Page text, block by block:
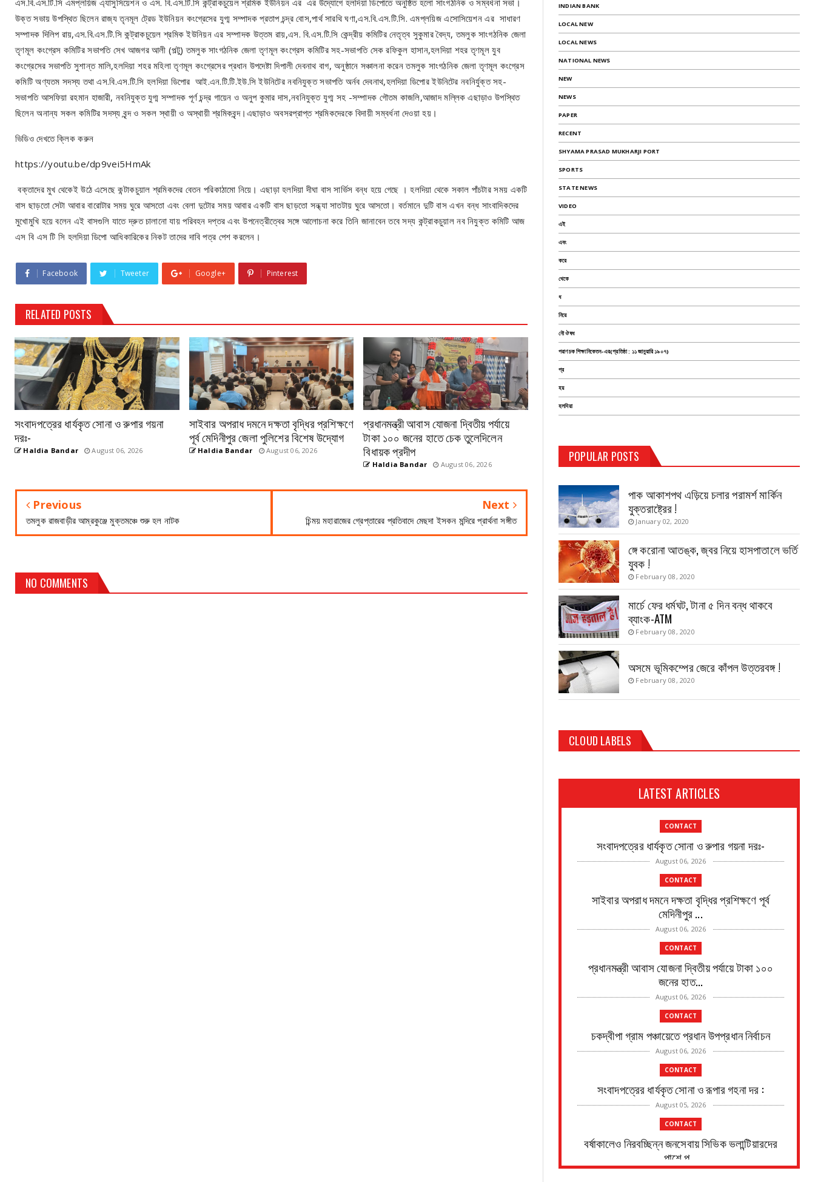
এস.বি.এস.টি.সি এমপ্লয়িজ এ্যাসুসিয়েশন ও এস. বি.এস.টি.সি কন্ট্রাকচুয়েল শ্রমিক ইউনিয়ন এর এর উদ্যোগে হলদিয়া ডিপোতে অনুষ্ঠিত হলো সাংগঠনিক ও সম্বর্ধনা সভা।
উক্ত সভায় উপস্থিত ছিলেন রাজ্য তৃনমূল ট্রেড ইউনিয়ন কংগ্রেসের যুগ্ম সম্পাদক প্রতাপ চন্দ্র বোস,পার্থ সারথি ঘণা,এস.বি.এস.টি.সি. এমপ্লয়িজ এসোসিয়েশন এর সাধারণ
সম্পাদক দিলিপ রায়,এস.বি.এস.টি.সি কন্ট্রাকচুয়েল শ্রমিক ইউনিয়ন এর সম্পাদক উত্তম রায়,এস. বি.এস.টি.সি কেন্দ্রীয় কমিটির নেতৃত্ব সুকুমার বৈদ্য, তমলুক সাংগঠনিক জেলা
তৃণমূল কংগ্রেস কমিটির সভাপতি সেখ আজগর আলী (পল্টু) তমলুক সাংগঠনিক জেলা তৃণমূল কংগ্রেস কমিটির সহ-সভাপতি সেক রফিকুল হাসান,হলদিয়া শহর তৃণমূল যুব
কংগ্রেসের সভাপতি সুশান্ত মালি,হলদিয়া শহর মহিলা তৃণমূল কংগ্রেসের প্রধান উপদেষ্টা দিপালী দেবনাথ বাগ, অনুষ্ঠানে সঞ্চালনা করেন তমলুক সাংগঠনিক জেলা তৃণমূল কংগ্রেস
কমিটি অণ্যতম সদস্য তথা এস.বি.এস.টি.সি হলদিয়া ডিপোর আই.এন.টি.টি.ইউ.সি ইউনিটের নবনিযুক্ত সভাপতি অর্নব দেবনাথ,হলদিয়া ডিপোর ইউনিটের নবনির্যুক্ত সহ-
সভাপতি আসফিয়া রহমান হাজারী, নবনিযুক্ত যুগ্ম সম্পাদক পূর্ণ চন্দ্র গায়েন ও অনুপ কুমার দাস,নবনিযুক্ত যুগ্ম সহ -সম্পাদক গৌতম কাজলি,আজাদ মল্লিক এছাড়াও উপস্থিত
ছিলেন অনান্য সকল কমিটির সদস্য বৃন্দ ও সকল স্থায়ী ও অস্থায়ী শ্রমিকবৃন্দ।এছাড়াও অবসরপ্রাপ্ত শ্রমিকদেরকে বিদায়ী সম্বর্ধনা দেওয়া হয়।
ভিডিও দেখতে ক্লিক করুন
https://youtu.be/dp9vei5HmAk
বক্তাদের মুখ থেকেই উঠে এসেছে কন্টাকচুয়াল শ্রমিকদের বেতন পরিকাঠামো নিয়ে। এছাড়া হলদিয়া দীঘা বাস সার্ভিস বন্ধ হয়ে গেছে । হলদিয়া থেকে সকাল পাঁচটার সময় একটি
বাস ছাড়তো সেটা আবার বারোটার সময় ঘুরে আসতো এবং বেলা দুটোর সময় আবার একটি বাস ছাড়তো সন্ধ্যা সাতটায় ঘুরে আসতো। বর্তমানে দুটি বাস এখন বন্ধ সাংবাদিকদের
মুখোমুখি হয়ে বলেন এই বাসগুলি যাতে দ্রুত চালানো যায় পরিবহন দপ্তর এবং উপনেত্রীত্বের সঙ্গে আলোচনা করে তিনি জানাবেন তবে সদ্য কন্ট্রাকচুয়াল নব নিযুক্ত কমিটি আজ
এস বি এস টি সি হলদিয়া ডিপো আধিকারিকের নিকট তাদের দাবি পত্র পেশ করলেন।
Facebook Tweeter Google+ Pinterest
RELATED POSTS
সংবাদপত্রের ধার্যকৃত সোনা ও রুপার গয়না
দরঃ-
Haldia Bandar August 06, 2026
সাইবার অপরাধ দমনে দক্ষতা বৃদ্ধির প্রশিক্ষণে
পূর্ব মেদিনীপুর জেলা পুলিশের বিশেষ উদ্যোগ
Haldia Bandar August 06, 2026
প্রধানমন্ত্রী আবাস যোজনা দ্বিতীয় পর্যায়ে
টাকা ১০০ জনের হাতে চেক তুলেদিলেন
বিধায়ক প্রদীপ
Haldia Bandar August 06, 2026
Previous
তমলুক রাজবাড়ীর আম্রকুঞ্জে মুক্তমঞ্চে শুরু হল নাটক
Next
চিন্ময় মহারাজের গ্রেপ্তারের প্রতিবাদে মেছদা ইসকন মন্দিরে প্রার্থনা সঙ্গীত
NO COMMENTS
INDIAN BANK
LOCAL NEW
LOCAL NEWS
NATIONAL NEWS
NEW
NEWS
PAPER
RECENT
SHYAMA PRASAD MUKHARJI PORT
SPORTS
STATE NEWS
VIDEO
এই
এবং
করে
থেকে
ধ
নিয়ে
নৌ ঔষধ
পরাণচক শিক্ষানিকেতন-এর(প্রতিষ্ঠা : ১১ জানুয়ারি ১৯০৭)
প্র
হয়
হলদিয়া
POPULAR POSTS
TEST PAGE
August 14, 2019
পাক আকাশপথ এড়িয়ে চলার পরামর্শ মার্কিন
যুক্তরাষ্ট্রের !
January 02, 2020
ঙ্গে করোনা আতঙ্ক, জ্বর নিয়ে হাসপাতালে ভর্তি
যুবক !
February 08, 2020
মার্চে ফের ধর্মঘট, টানা ৫ দিন বন্ধ থাকবে
ব্যাংক-ATM
February 08, 2020
অসমে ভূমিকম্পের জেরে কাঁপল উত্তরবঙ্গ !
February 08, 2020
CLOUD LABELS
LATEST ARTICLES
CONTACT
সংবাদপত্রের ধার্যকৃত সোনা ও রুপার গয়না দরঃ-
August 06, 2026
CONTACT
সাইবার অপরাধ দমনে দক্ষতা বৃদ্ধির প্রশিক্ষণে পূর্ব
মেদিনীপুর ...
August 06, 2026
CONTACT
প্রধানমন্ত্রী আবাস যোজনা দ্বিতীয় পর্যায়ে টাকা ১০০
জনের হাত...
August 06, 2026
CONTACT
চকদ্বীপা গ্রাম পঞ্চায়েতে প্রধান উপপ্রধান নির্বাচন
August 06, 2026
CONTACT
সংবাদপত্রের ধার্যকৃত সোনা ও রূপার গহনা দর :
August 05, 2026
CONTACT
বর্ষাকালেও নিরবচ্ছিন্ন জনসেবায় সিভিক ভলান্টিয়ারদের
পাশে পূ...